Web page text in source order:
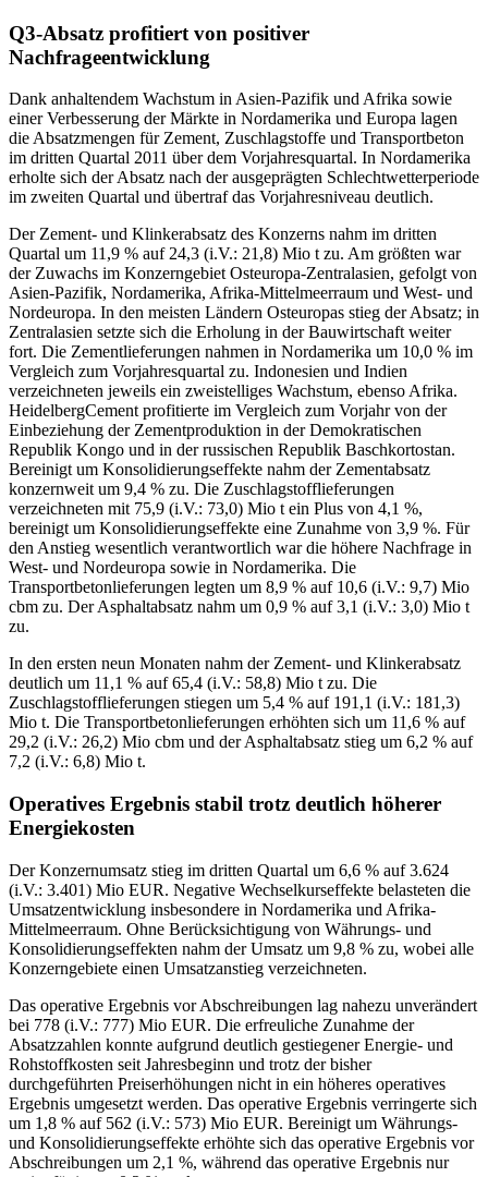
Q3-Absatz profitiert von positiver
Nachfrageentwicklung
Dank anhaltendem Wachstum in Asien-Pazifik und Afrika sowie
einer Verbesserung der Märkte in Nordamerika und Europa lagen
die Absatzmengen für Zement, Zuschlagstoffe und Transportbeton
im dritten Quartal 2011 über dem Vorjahresquartal. In Nordamerika
erholte sich der Absatz nach der ausgeprägten Schlechtwetterperiode
im zweiten Quartal und übertraf das Vorjahresniveau deutlich.
Der Zement- und Klinkerabsatz des Konzerns nahm im dritten
Quartal um 11,9 % auf 24,3 (i.V.: 21,8) Mio t zu. Am größten war
der Zuwachs im Konzerngebiet Osteuropa-Zentralasien, gefolgt von
Asien-Pazifik, Nordamerika, Afrika-Mittelmeerraum und West- und
Nordeuropa. In den meisten Ländern Osteuropas stieg der Absatz; in
Zentralasien setzte sich die Erholung in der Bauwirtschaft weiter
fort. Die Zementlieferungen nahmen in Nordamerika um 10,0 % im
Vergleich zum Vorjahresquartal zu. Indonesien und Indien
verzeichneten jeweils ein zweistelliges Wachstum, ebenso Afrika.
HeidelbergCement profitierte im Vergleich zum Vorjahr von der
Einbeziehung der Zementproduktion in der Demokratischen
Republik Kongo und in der russischen Republik Baschkortostan.
Bereinigt um Konsolidierungseffekte nahm der Zementabsatz
konzernweit um 9,4 % zu. Die Zuschlagstofflieferungen
verzeichneten mit 75,9 (i.V.: 73,0) Mio t ein Plus von 4,1 %,
bereinigt um Konsolidierungseffekte eine Zunahme von 3,9 %. Für
den Anstieg wesentlich verantwortlich war die höhere Nachfrage in
West- und Nordeuropa sowie in Nordamerika. Die
Transportbetonlieferungen legten um 8,9 % auf 10,6 (i.V.: 9,7) Mio
cbm zu. Der Asphaltabsatz nahm um 0,9 % auf 3,1 (i.V.: 3,0) Mio t
zu.
In den ersten neun Monaten nahm der Zement- und Klinkerabsatz
deutlich um 11,1 % auf 65,4 (i.V.: 58,8) Mio t zu. Die
Zuschlagstofflieferungen stiegen um 5,4 % auf 191,1 (i.V.: 181,3)
Mio t. Die Transportbetonlieferungen erhöhten sich um 11,6 % auf
29,2 (i.V.: 26,2) Mio cbm und der Asphaltabsatz stieg um 6,2 % auf
7,2 (i.V.: 6,8) Mio t.
Operatives Ergebnis stabil trotz deutlich höherer
Energiekosten
Der Konzernumsatz stieg im dritten Quartal um 6,6 % auf 3.624
(i.V.: 3.401) Mio EUR. Negative Wechselkurseffekte belasteten die
Umsatzentwicklung insbesondere in Nordamerika und Afrika-
Mittelmeerraum. Ohne Berücksichtigung von Währungs- und
Konsolidierungseffekten nahm der Umsatz um 9,8 % zu, wobei alle
Konzerngebiete einen Umsatzanstieg verzeichneten.
Das operative Ergebnis vor Abschreibungen lag nahezu unverändert
bei 778 (i.V.: 777) Mio EUR. Die erfreuliche Zunahme der
Absatzzahlen konnte aufgrund deutlich gestiegener Energie- und
Rohstoffkosten seit Jahresbeginn und trotz der bisher
durchgeführten Preiserhöhungen nicht in ein höheres operatives
Ergebnis umgesetzt werden. Das operative Ergebnis verringerte sich
um 1,8 % auf 562 (i.V.: 573) Mio EUR. Bereinigt um Währungs-
und Konsolidierungseffekte erhöhte sich das operative Ergebnis vor
Abschreibungen um 2,1 %, während das operative Ergebnis nur